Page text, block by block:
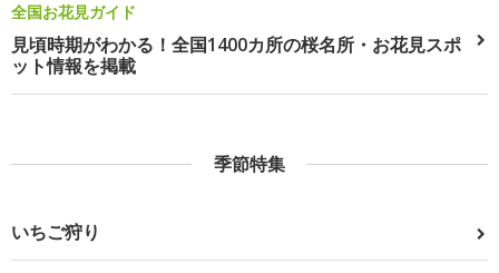
全国お花見ガイド
見頃時期がわかる！全国1400カ所の桜名所・お花見スポ
ット情報を掲載
季節特集
いちご狩り